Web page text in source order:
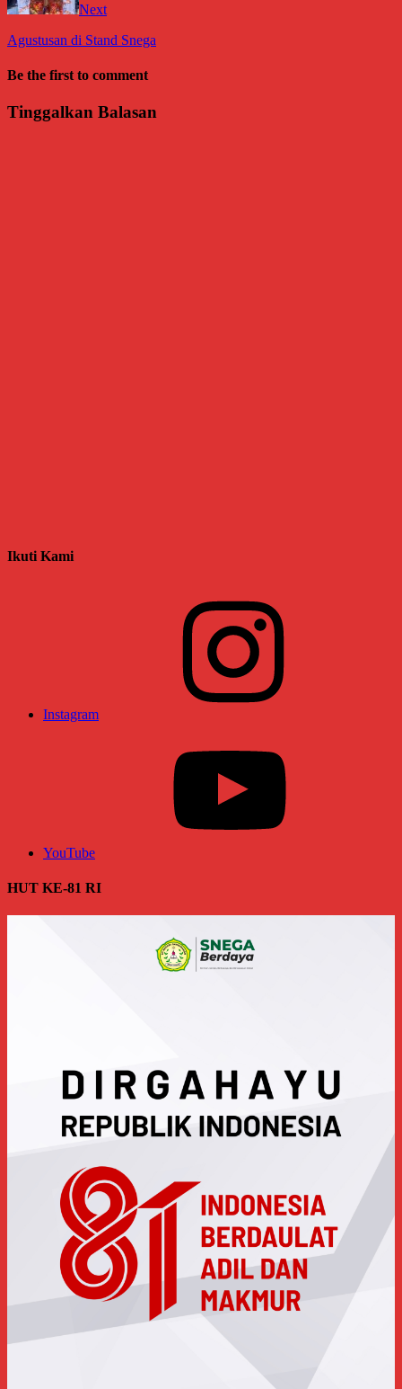
Next
Agustusan di Stand Snega
Be the first to comment
Tinggalkan Balasan
Ikuti Kami
Instagram
YouTube
HUT KE-81 RI